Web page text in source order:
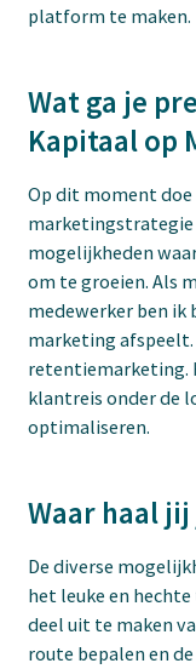
platform te maken.
Wat ga je
Kapitaal op
Op dit moment doe
marketingstrategie
mogelijkheden
om te groeien. Als
medewerker ben ik
marketing
retentiemarketing.
klantreis onder de
optimaliseren.
Waar haal
De diverse
het leuke en
deel uit te maken
route bepalen en